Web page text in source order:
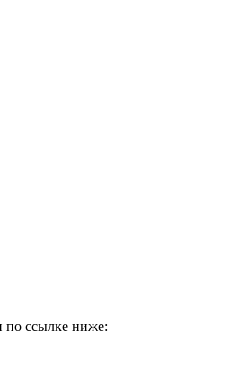
по ссылке ниже: